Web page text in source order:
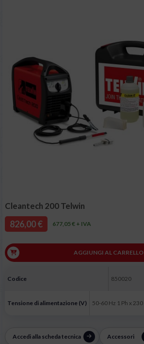
Cleantech 200 Telwin
826,00 € 677,05 € + IVA
AGGIUNGI AL CARRELLO
Codice 850020
Tensione di alimentazione (V) 50-60 Hz 1 Ph x 230
Accedi alla scheda tecnica Accessori